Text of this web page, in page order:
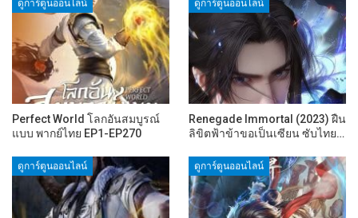
ดูการ์ตูนออนไลน์
Perfect World โลกอันสมบูรณ์
แบบ พากย์ไทย EP1-EP270
ดูการ์ตูนออนไลน์
Renegade Immortal (2023) ฝืน
ลิขิตฟ้าข้าขอเป็นเซียน ซับไทย…
ดูการ์ตูนออนไลน์ ดูการ์ตูนออนไลน์